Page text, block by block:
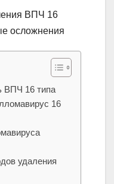
ВПЧ 16 типа
16
удаления